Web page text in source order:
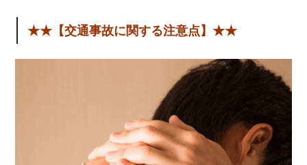
★★【交通事故に関する注意点】★★